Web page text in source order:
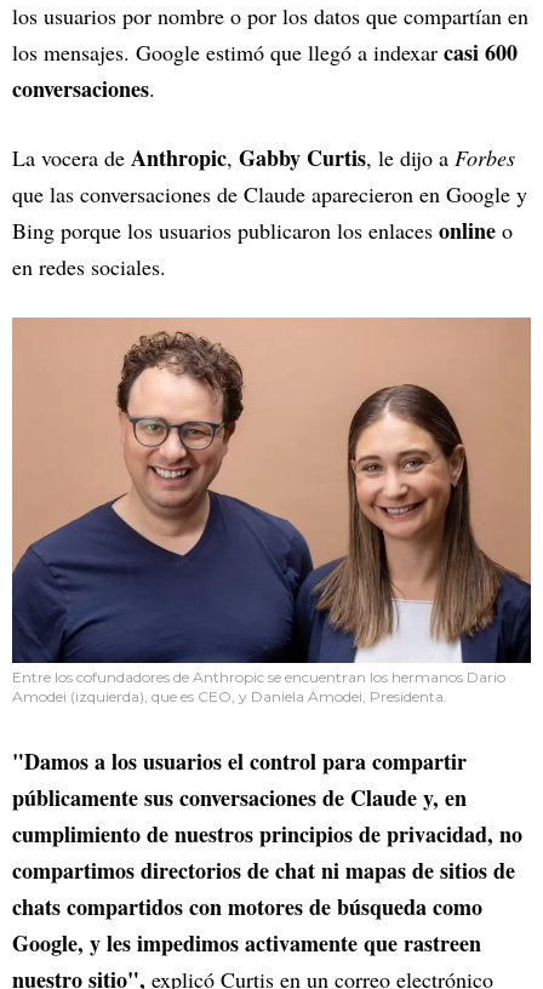
los usuarios por nombre o por los datos que compartían en
los mensajes. Google estimó que llegó a indexar casi 600
conversaciones.
La vocera de Anthropic, Gabby Curtis, le dijo a Forbes
que las conversaciones de Claude aparecieron en Google y
Bing porque los usuarios publicaron los enlaces online o
en redes sociales.
Entre los cofundadores de Anthropic se encuentran los hermanos Dario
Amodei (izquierda), que es CEO, y Daniela Amodei, Presidenta.
"Damos a los usuarios el control para compartir
públicamente sus conversaciones de Claude y, en
cumplimiento de nuestros principios de privacidad, no
compartimos directorios de chat ni mapas de sitios de
chats compartidos con motores de búsqueda como
Google, y les impedimos activamente que rastreen
nuestro sitio", explicó Curtis en un correo electrónico